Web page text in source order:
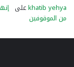
khatib yehyaعلى
من الموقوفين